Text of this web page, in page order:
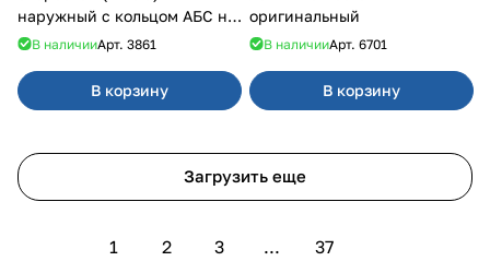
наружный с кольцом АБС на
Приора, Гранта, Калина
В наличииАрт. 3861
В корзину
оригинальный
В наличииАрт. 6701
В корзину
Загрузить еще
1 2 3 ... 37